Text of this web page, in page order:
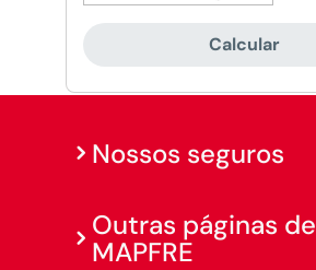
Calcular
Nossos seguros
Outras páginas de
MAPFRE